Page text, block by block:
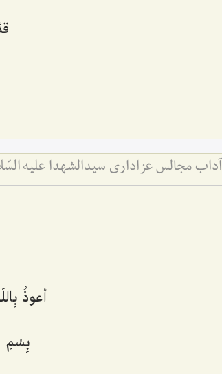
آداب مجالس عزاداری سیدالشهدا علیه
أعوذُ
بِسْمِ